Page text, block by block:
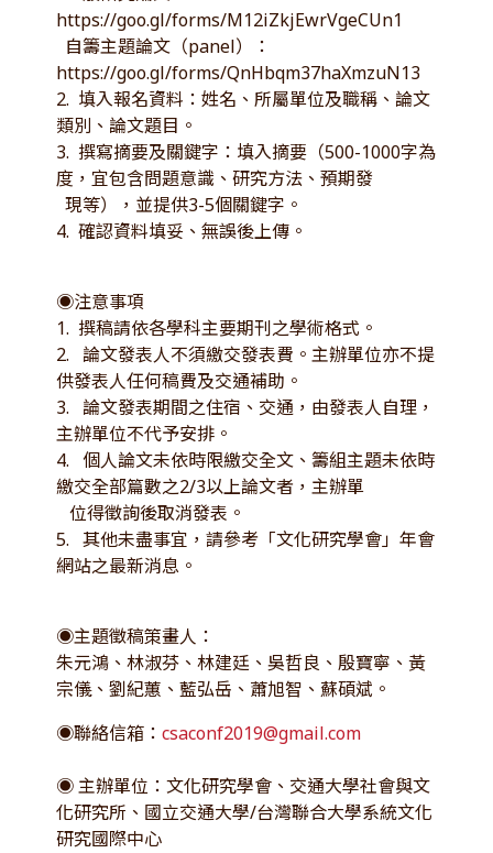
https://goo.gl/forms/M12iZkjEwrVgeCUn1
自籌主題論文（panel）：
https://goo.gl/forms/QnHbqm37haXmzuN13
2. 填入報名資料：姓名、所屬單位及職稱、論文
類別、論文題目。
3. 撰寫摘要及關鍵字：填入摘要（500-1000字為
度，宜包含問題意識、研究方法、預期發
現等），並提供3-5個關鍵字。
4. 確認資料填妥、無誤後上傳。
◉注意事項
1. 撰稿請依各學科主要期刊之學術格式。
2. 論文發表人不須繳交發表費。主辦單位亦不提
供發表人任何稿費及交通補助。
3. 論文發表期間之住宿、交通，由發表人自理，
主辦單位不代予安排。
4. 個人論文未依時限繳交全文、籌組主題未依時
繳交全部篇數之2/3以上論文者，主辦單
位得徵詢後取消發表。
5. 其他未盡事宜，請參考「文化研究學會」年會
網站之最新消息。
◉主題徵稿策畫人：
朱元鴻、林淑芬、林建廷、吳哲良、殷寶寧、黃
宗儀、劉紀蕙、藍弘岳、蕭旭智、蘇碩斌。
◉聯絡信箱：csaconf2019@gmail.com
◉ 主辦單位：文化研究學會、交通大學社會與文
化研究所、國立交通大學/台灣聯合大學系統文化
研究國際中心